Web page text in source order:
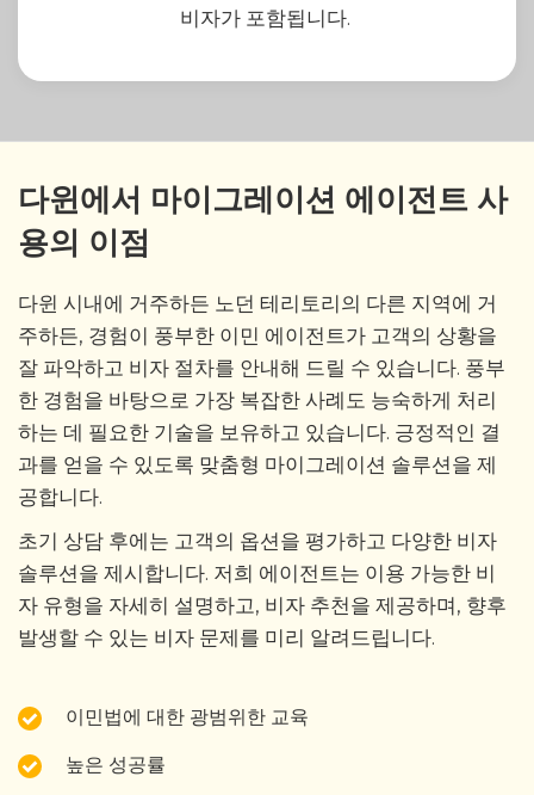
비자가 포함됩니다.
다윈에서 마이그레이션 에이전트 사
용의 이점
다윈 시내에 거주하든 노던 테리토리의 다른 지역에 거
주하든, 경험이 풍부한 이민 에이전트가 고객의 상황을
잘 파악하고 비자 절차를 안내해 드릴 수 있습니다. 풍부
한 경험을 바탕으로 가장 복잡한 사례도 능숙하게 처리
하는 데 필요한 기술을 보유하고 있습니다. 긍정적인 결
과를 얻을 수 있도록 맞춤형 마이그레이션 솔루션을 제
공합니다.
초기 상담 후에는 고객의 옵션을 평가하고 다양한 비자
솔루션을 제시합니다. 저희 에이전트는 이용 가능한 비
자 유형을 자세히 설명하고, 비자 추천을 제공하며, 향후
발생할 수 있는 비자 문제를 미리 알려드립니다.
이민법에 대한 광범위한 교육
높은 성공률